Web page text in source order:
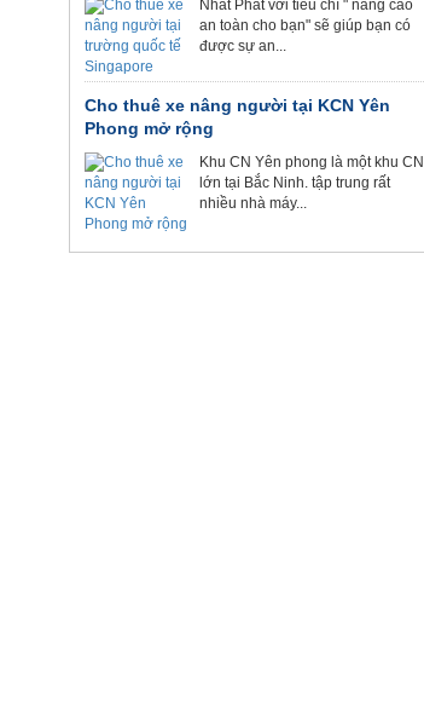
Nhất Phát với tiêu chí " nâng cao
an toàn cho bạn" sẽ giúp bạn có
được sự an...
Cho thuê xe nâng người tại KCN Yên
Phong mở rộng
Khu CN Yên phong là một khu CN
lớn tại Bắc Ninh. tập trung rất
nhiều nhà máy...